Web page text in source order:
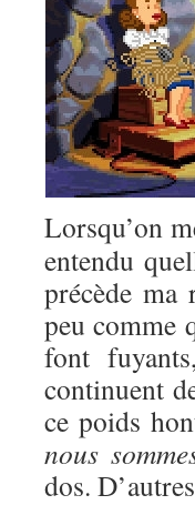
Lorsqu’on
entendu
précède ma
peu comme
font
continuent
ce poids
nous
dos.